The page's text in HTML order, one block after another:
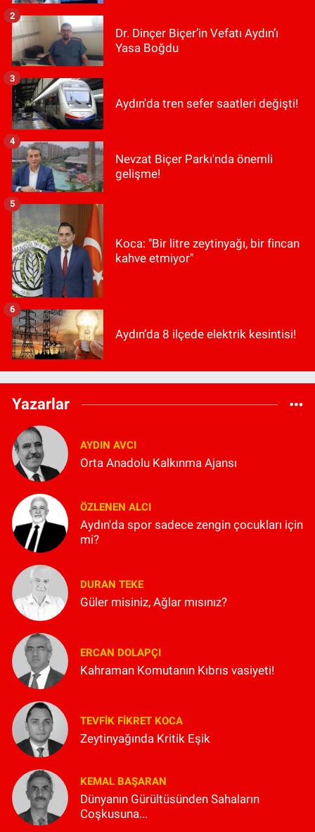
Dr. Dinçer Biçer’in Vefatı Aydın’ı
Yasa Boğdu
2
Aydın'da tren sefer saatleri değişti!
3
Nevzat Biçer Parkı'nda önemli
gelişme!
4
Koca: "Bir litre zeytinyağı, bir fincan
kahve etmiyor"
5
Aydın’da 8 ilçede elektrik kesintisi!
6
Yazarlar
AYDIN AVCI
Orta Anadolu Kalkınma Ajansı
ÖZLENEN ALCI
Aydın'da spor sadece zengin çocukları için
mi?
DURAN TEKE
Güler misiniz, Ağlar mısınız?
ERCAN DOLAPÇI
Kahraman Komutanın Kıbrıs vasiyeti!
TEVFIK FIKRET KOCA
Zeytinyağında Kritik Eşik
KEMAL BAŞARAN
Dünyanın Gürültüsünden Sahaların
Coşkusuna...